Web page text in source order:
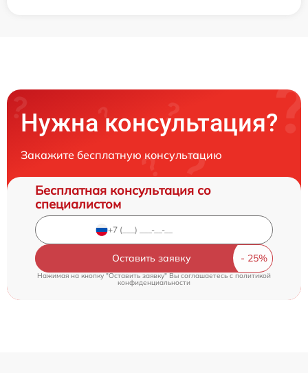
Нужна консультация?
Закажите бесплатную консультацию
Бесплатная консультация со
специалистом
Оставить заявку
Нажимая на кнопку "Оставить заявку" Вы соглашаетесь cполитикой
конфиденциальности